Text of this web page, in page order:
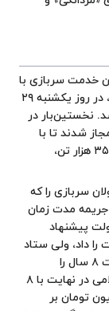
خدمت سربازی با
۶۷ ماده و ۵۷ تبصره سختگیرانه برای مردان ایرانی، در روز یکشنبه ۲۹
شد. نخستین‌بار در
مجاز شدند تا با
پرداخت مبالغی از خدمت سربازی معاف شوند و ۳۵۰ هزار تن،
سربازی را که
جریمه مدت زمان
در لایحه بودجه سال ۱۳۹۵، دولت پیشنهاد
برای افراد با ۵ سال غیبت را داد، ولی ستاد
کل نیروهای مسلح با آن مخالفت کرد و مدت غیبت ۸ سال را
پیشنهاد داد. کمیسیون تلفیق مجلس شورای اسلامی در نهایت با ۸
مبلغ جریمه بین ۱۰ تا ۵۰ میلیون تومان بر